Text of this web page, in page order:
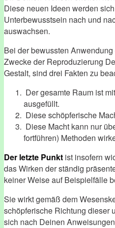
Diese neuen Ideen werden
Unterbewusstsein nach und
auswachsen.
Bei der bewussten
Zwecke der Reproduzierung
Gestalt, sind drei Fakten zu
Der gesamte Raum ist
ausgefüllt.
Diese schöpferische
Diese Macht kann nur
fortführen) Methoden
Der letzte Punkt ist insofern
das Wirken der ständig
keiner Weise auf Beispielfälle
Sie wirkt gemäß dem
schöpferische Richtung dieser
sich nach Deinen